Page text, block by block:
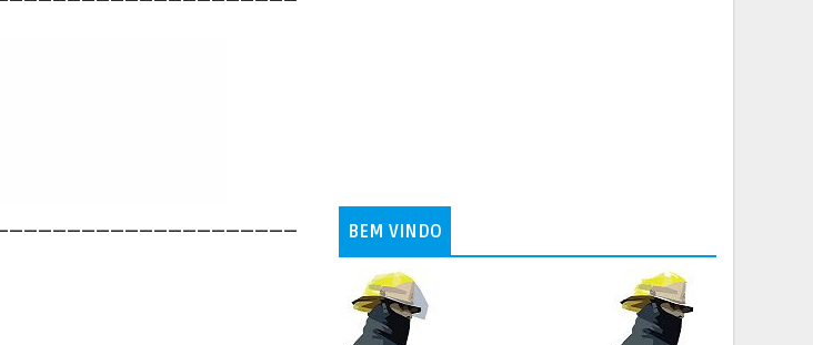
BEM VINDO